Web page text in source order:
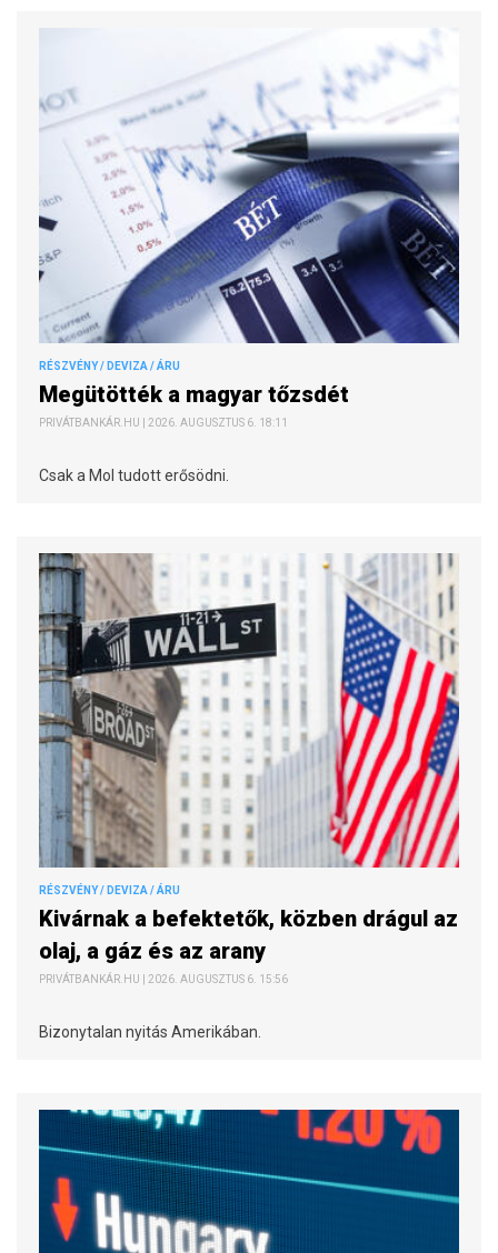
RÉSZVÉNY / DEVIZA / ÁRU
Megütötték a magyar tőzsdét
PRIVÁTBANKÁR.HU | 2026. AUGUSZTUS 6. 18:11
Csak a Mol tudott erősödni.
RÉSZVÉNY / DEVIZA / ÁRU
Kivárnak a befektetők, közben drágul az
olaj, a gáz és az arany
PRIVÁTBANKÁR.HU | 2026. AUGUSZTUS 6. 15:56
Bizonytalan nyitás Amerikában.